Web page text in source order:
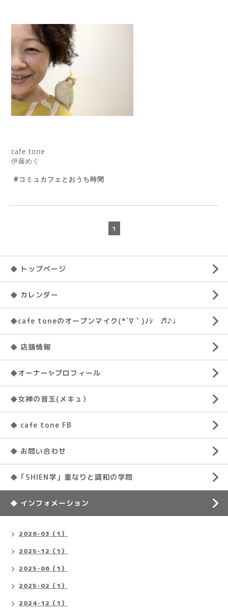
cafe tone
伊藤めぐ
#コミュカフェとおうち時間
1
◆ トップページ
◆ カレンダー
◆cafe toneのオープンマイク(*´∇｀)ﾉｼ ♬♪♩
◆ 店舗情報
◆オーナー✨プロフィール
◆女神の音玉(メキュ）
◆ cafe tone FB
◆ お問い合わせ
◆「SHIEN学」重なりと調和の学問
◆ インフォメーション
2026-03（1）
2025-12（1）
2025-06（1）
2025-02（1）
2024-12（1）